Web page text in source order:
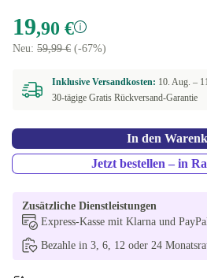
19,90 €
Neu: 59,99 € (-67%)
Inklusive Versandkosten: 10. Aug. –
30-tägige Gratis Rückversand-Garantie
In den
Jetzt bestellen – in
Zusätzliche Dienstleistungen
Express-Kasse mit Klarna und
Bezahle in 3, 6, 12 oder 24